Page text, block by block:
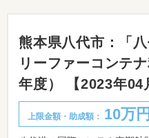
熊本県八代市：「
リーファーコンテ
年度） 【2023年04
上限金額・助成額： 10万